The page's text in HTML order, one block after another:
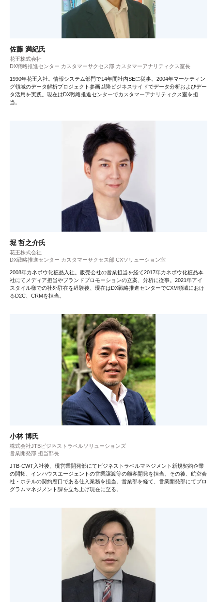
佐藤 満紀氏
花王株式会社
DX戦略推進センター カスタマーサクセス部 カスタマーアナリティクス室長
1990年花王入社。情報システム部門で14年間社内SEに従事。2004年マーケティン
グ領域のデータ解析プロジェクト参画以降ビジネスサイドでデータ分析およびデー
タ活用を実践。現在はDX戦略推進センターでカスタマーアナリティクス室を担
当。
堀 哲之介氏
花王株式会社
DX戦略推進センター カスタマーサクセス部 CXソリューション室
2008年カネボウ化粧品入社。販売会社の営業担当を経て2017年カネボウ化粧品本
社にてメディア担当やブランドプロモーションの立案、分析に従事。2021年アイ
スタイル様での社外駐在を経験後、現在はDX戦略推進センターでCXM領域におけ
るD2C、CRMを担当。
小林 博氏
株式会社JTBビジネストラベルソリューションズ
営業開発部 担当部長
JTB-CWT入社後、現営業開発部にてビジネストラベルマネジメント新規契約企業
の開拓、インハウスエージェントの営業譲渡等の顧客開発を担当。その後、航空会
社・ホテルの契約窓口である仕入業務を担当。営業部を経て、営業開発部にてプロ
グラムマネジメント課を立ち上げ現在に至る。